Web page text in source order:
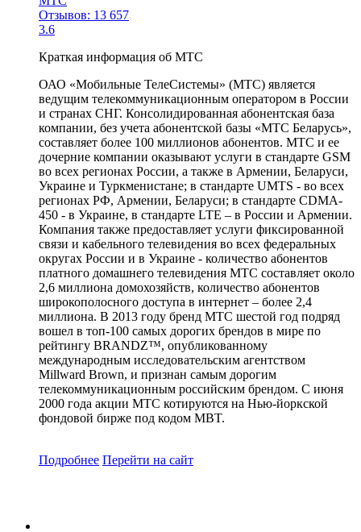
Отзывов: 13 657
3.6
Краткая информация об МТС
ОАО «Мобильные ТелеСистемы» (МТС) является
ведущим телекоммуникационным оператором в России
и странах СНГ. Консолидированная абонентская база
компании, без учета абонентской базы «МТС Беларусь»,
составляет более 100 миллионов абонентов. МТС и ее
дочерние компании оказывают услуги в стандарте GSM
во всех регионах России, а также в Армении, Беларуси,
Украине и Туркменистане; в стандарте UMTS - во всех
регионах РФ, Армении, Беларуси; в стандарте CDMA-
450 - в Украине, в стандарте LTE – в России и Армении.
Компания также предоставляет услуги фиксированной
связи и кабельного телевидения во всех федеральных
округах России и в Украине - количество абонентов
платного домашнего телевидения МТС составляет около
2,6 миллиона домохозяйств, количество абонентов
широкополосного доступа в интернет – более 2,4
миллиона. В 2013 году бренд МТС шестой год подряд
вошел в топ-100 самых дорогих брендов в мире по
рейтингу BRANDZ™, опубликованному
международным исследовательским агентством
Millward Brown, и признан самым дорогим
телекоммуникационным российским брендом. С июня
2000 года акции МТС котируются на Нью-йоркской
фондовой бирже под кодом MBT.
Подробнее Перейти на сайт